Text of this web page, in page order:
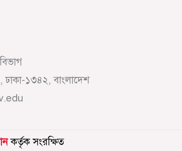
ঢাকা-১৩৪২, বাংলাদেশ
কর্তৃক সংরক্ষিত